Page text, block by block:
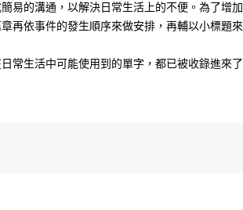
易的溝通，以解決日常生活上的不便。為了增
再依事件的發生順序來做安排，再輔以小標題
常生活中可能使用到的單字，都已被收錄進來